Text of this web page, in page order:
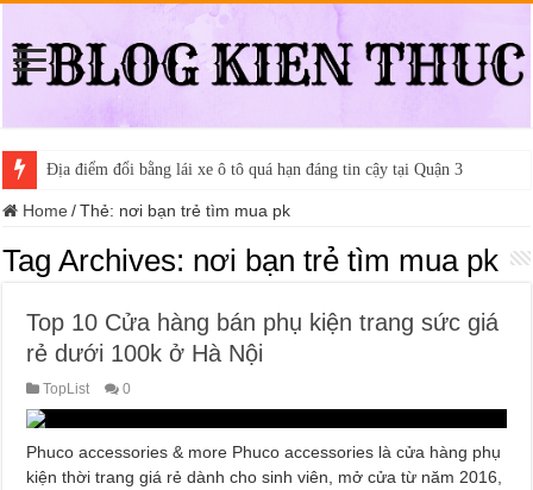
Địa điểm đổi bằng lái xe ô tô quá hạn đáng tin cậy tại Quận 3
Home / Thẻ: nơi bạn trẻ tìm mua pk
Tag Archives: nơi bạn trẻ tìm mua pk
Top 10 Cửa hàng bán phụ kiện trang sức giá
rẻ dưới 100k ở Hà Nội
TopList 0
Phuco accessories & more Phuco accessories là cửa hàng phụ
kiện thời trang giá rẻ dành cho sinh viên, mở cửa từ năm 2016,